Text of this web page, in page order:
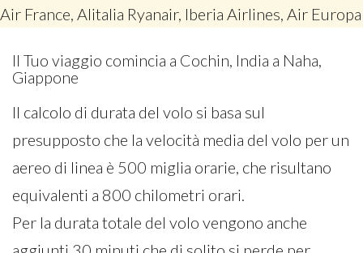
Air France, Alitalia Ryanair, Iberia Airlines, Air Europa
Il Tuo viaggio comincia a Cochin, India a Naha,
Giappone
Il calcolo di durata del volo si basa sul
presupposto che la velocità media del volo per un
aereo di linea è 500 miglia orarie, che risultano
equivalenti a 800 chilometri orari.
Per la durata totale del volo vengono anche